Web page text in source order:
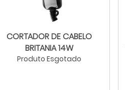
CORTADOR DE CABELO
BRITANIA 14W
Produto Esgotado